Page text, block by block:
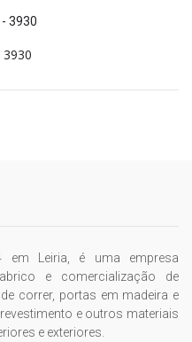
em Leiria, é uma empresa
e comercialização de
correr, portas em madeira e
e outros materiais
e exteriores.